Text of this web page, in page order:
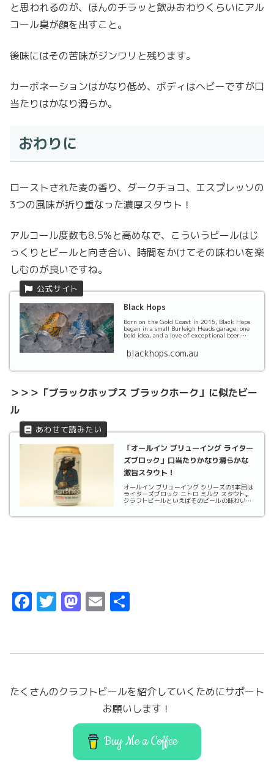
と思われるのが、ほんのチラッと飲みおわりくらいにアル
コール臭が顔を出すこと。
後味にはその苦味がジンワリと残ります。
カーボネーションはかなり低め、ボディはヘビーですが口
当たりはかなり滑らか。
おわりに
ローストされた麦の香り、ダークチョコ、エスプレッソの
3つの風味が折り重なった濃厚スタウト！
アルコール度数も8.5%と高めなで、こういうビールはじ
っくりとビールと向き合い、時間をかけてその味わいを楽
しむのが良いですね。
Black Hops
Born on the Gold Coast in 2015, Black Hops
began in a small Burleigh Heads garage, one
bold idea, and a love of exceptional beer.
blackhops.com.au
＞＞＞「ブラックホップス ブラックホーク」に似たビー
ル
「オールイン ブリューイング ライター
ズブロック」口当たりかなり滑らかな
激旨スタウト！
オールイン ブリューイング シリーズの3本目は
ライターズブロック ニトロ ミルク スタウト。
クラフトビールといえばそのビールの味わいを
から個人的には各ブリュワリーのラベルを見て
F
e
b
o
T
t
er
M
o
o
n
E
l
たくさんのクラフトビールを紹介していくためにサポート
お願いします！
Buy Me a Coffee